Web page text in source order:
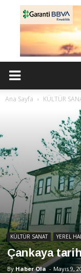
Ana Sayfa KÜLTÜR
KÜLTÜR SANAT YEREL
Çankaya
ByHaber Ola - Mayıs 9,